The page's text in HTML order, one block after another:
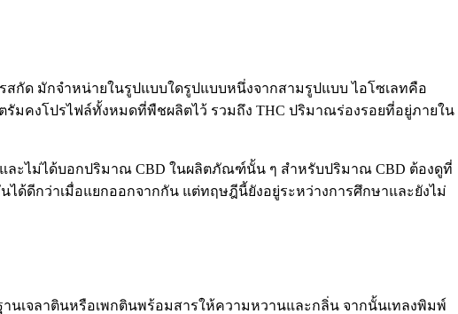
ด มักจำหน่ายในรูปแบบใดรูปแบบหนึ่งจากสามรูปแบบ ไอโซเลทคือ
มคงโปรไฟล์ทั้งหมดที่พืชผลิตไว้ รวมถึง THC ปริมาณร่องรอยที่อยู่ภายใน
ละไม่ได้บอกปริมาณ CBD ในผลิตภัณฑ์นั้น ๆ สำหรับปริมาณ CBD ต้องดูที่
ได้ดีกว่าเมื่อแยกออกจากกัน แต่ทฤษฎีนี้ยังอยู่ระหว่างการศึกษาและยังไม่
เจลาตินหรือเพกตินพร้อมสารให้ความหวานและกลิ่น จากนั้นเทลงพิมพ์